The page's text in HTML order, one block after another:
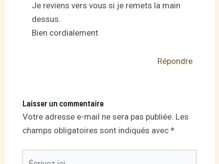
Je reviens vers vous si je remets la main
dessus.
Bien cordialement
Répondre
Laisser un commentaire
Votre adresse e-mail ne sera pas publiée. Les
champs obligatoires sont indiqués avec *